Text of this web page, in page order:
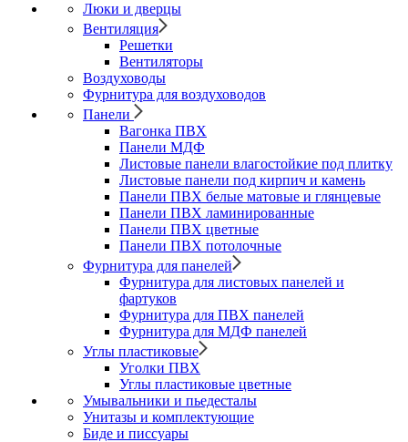
Люки и дверцы
Вентиляция
Решетки
Вентиляторы
Воздуховоды
Фурнитура для воздуховодов
Панели
Вагонка ПВХ
Панели МДФ
Листовые панели влагостойкие под плитку
Листовые панели под кирпич и камень
Панели ПВХ белые матовые и глянцевые
Панели ПВХ ламинированные
Панели ПВХ цветные
Панели ПВХ потолочные
Фурнитура для панелей
Фурнитура для листовых панелей и
фартуков
Фурнитура для ПВХ панелей
Фурнитура для МДФ панелей
Углы пластиковые
Уголки ПВХ
Углы пластиковые цветные
Умывальники и пьедесталы
Унитазы и комплектующие
Биде и писсуары